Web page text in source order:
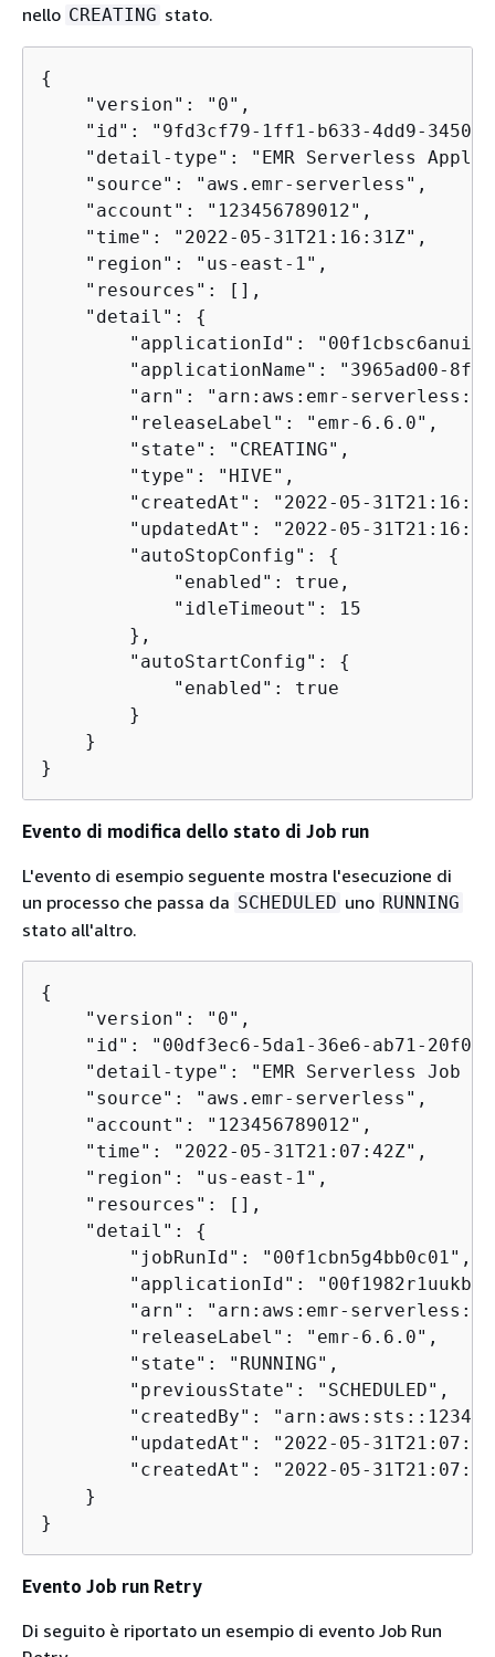
nello CREATING stato.
{
    "version": "0",
"id": "9fd3cf79-1ff1-b633-4dd9-
"detail-type": "EMR Serverless
    "source": "aws.emr-serverless",
    "account": "123456789012",
    "time": "2022-05-31T21:16:31Z",
    "region": "us-east-1",
    "resources": [],
    "detail":
{
"applicationId":
"applicationName": "3965ad00-
"arn": "arn:aws:emr-
        "releaseLabel": "emr-6.6.0",
        "state": "CREATING",
        "type": "HIVE",
"createdAt": "2022-05-
"updatedAt": "2022-05-
        "autoStopConfig":
{
            "enabled": true,
            "idleTimeout": 15
        },
        "autoStartConfig":
{
            "enabled": true
        }
    }
}
Evento di modifica dello stato di Job run
L'evento di esempio seguente mostra l'esecuzione di
un processo che passa da SCHEDULED uno RUNNING
stato all'altro.
{
    "version": "0",
"id": "00df3ec6-5da1-36e6-ab71-
"detail-type": "EMR Serverless Job
    "source": "aws.emr-serverless",
    "account": "123456789012",
    "time": "2022-05-31T21:07:42Z",
    "region": "us-east-1",
    "resources": [],
    "detail":
{
        "jobRunId": "00f1cbn5g4bb0c01",
"applicationId":
"arn": "arn:aws:emr-
        "releaseLabel": "emr-6.6.0",
        "state": "RUNNING",
        "previousState": "SCHEDULED",
"createdBy":
"updatedAt": "2022-05-
"createdAt": "2022-05-
    }
}
Evento Job run Retry
Di seguito è riportato un esempio di evento Job Run